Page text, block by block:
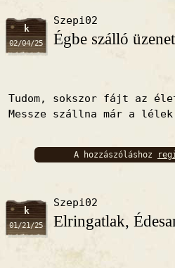
k
02/04/25
Szepi02
Égbe szálló
Tudom, sokszor fájt az
Messze szállna már a
A hozzászóláshoz
k
01/21/25
Szepi02
Elringatlak,